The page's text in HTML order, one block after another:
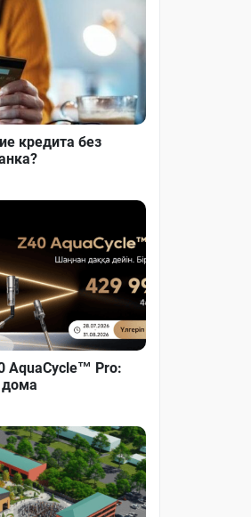
кредита без
AquaCycle™ Pro:
дома